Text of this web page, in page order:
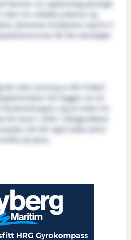
Nansen var opphaveleg planlagd
Etter ein vellykka prøvetur og
bestemte Hurtigruten seg for å
før den planlagde
det etter levering av MS Fridtjof
Det bygges om eit
og ein lekter for
bli levert i 2020. I tillegg jobbast
Det blir også jobba aktivt
på plass.